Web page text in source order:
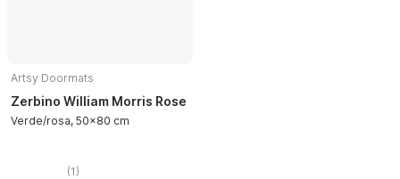
Artsy Doormats
Zerbino William Morris Rose
Verde/rosa, 50x80 cm
(1 )